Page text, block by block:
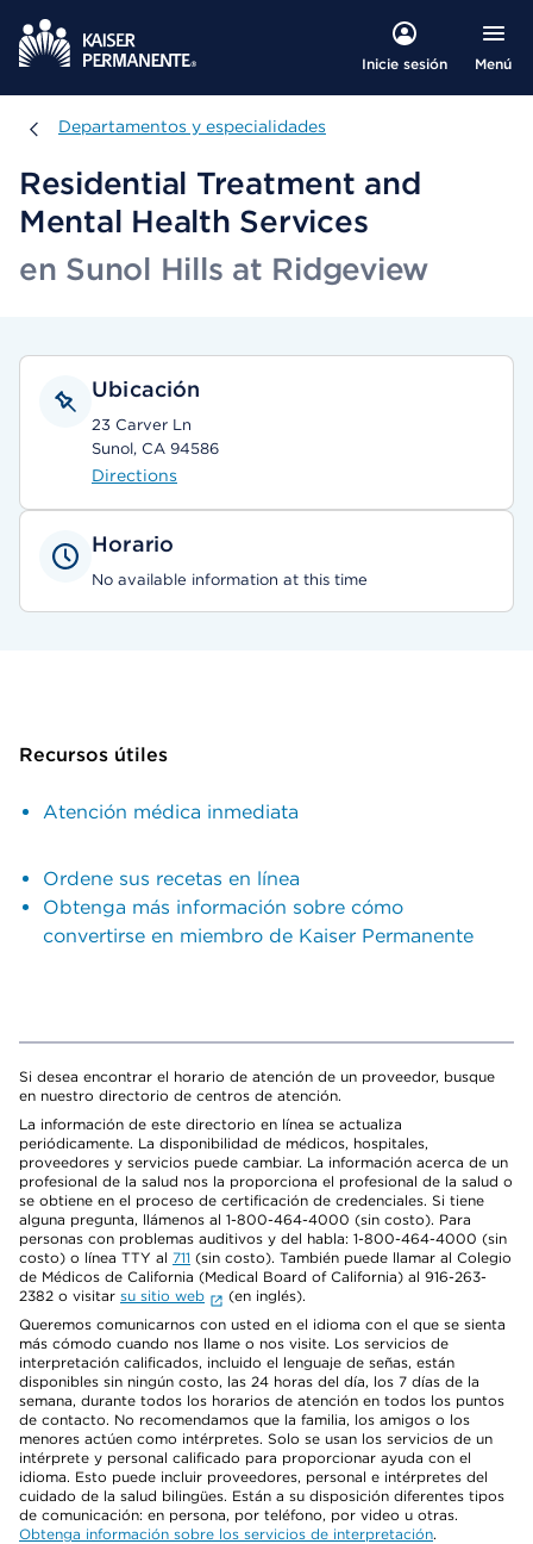
Inicie sesión Menú
Departamentos y especialidades
Departamentos y especialidades
Residential Treatment and
Mental Health Services
en Sunol Hills at Ridgeview
Ubicación
23 Carver Ln
Sunol, CA 94586
Directions
Horario
No available information at this time
Recursos útiles
Atención médica inmediata
Ordene sus recetas en línea
Obtenga más información sobre cómo
convertirse en miembro de Kaiser Permanente
Si desea encontrar el horario de atención de un proveedor, busque
en nuestro directorio de centros de atención.
La información de este directorio en línea se actualiza
periódicamente. La disponibilidad de médicos, hospitales,
proveedores y servicios puede cambiar. La información acerca de un
profesional de la salud nos la proporciona el profesional de la salud o
se obtiene en el proceso de certificación de credenciales. Si tiene
alguna pregunta, llámenos al 1-800-464-4000 (sin costo). Para
personas con problemas auditivos y del habla: 1-800-464-4000 (sin
costo) o línea TTY al 711 (sin costo). También puede llamar al Colegio
de Médicos de California (Medical Board of California) al 916-263-
2382 o visitar su sitio web
(en inglés).
Queremos comunicarnos con usted en el idioma con el que se sienta
más cómodo cuando nos llame o nos visite. Los servicios de
interpretación calificados, incluido el lenguaje de señas, están
disponibles sin ningún costo, las 24 horas del día, los 7 días de la
semana, durante todos los horarios de atención en todos los puntos
de contacto. No recomendamos que la familia, los amigos o los
menores actúen como intérpretes. Solo se usan los servicios de un
intérprete y personal calificado para proporcionar ayuda con el
idioma. Esto puede incluir proveedores, personal e intérpretes del
cuidado de la salud bilingües. Están a su disposición diferentes tipos
de comunicación: en persona, por teléfono, por video u otras.
Obtenga información sobre los servicios de interpretación.